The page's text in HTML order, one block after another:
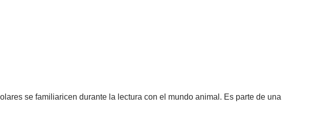
se familiaricen durante la lectura con el mundo animal. Es parte de una